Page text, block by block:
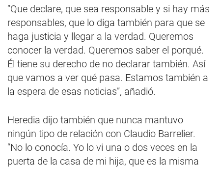
“Que declare, que sea responsable y si hay más
responsables, que lo diga también para que se
haga justicia y llegar a la verdad. Queremos
conocer la verdad. Queremos saber el porqué.
Él tiene su derecho de no declarar también. Así
que vamos a ver qué pasa. Estamos también a
la espera de esas noticias”, añadió.
Heredia dijo también que nunca mantuvo
ningún tipo de relación con Claudio Barrelier.
“No lo conocía. Yo lo vi una o dos veces en la
puerta de la casa de mi hija, que es la misma